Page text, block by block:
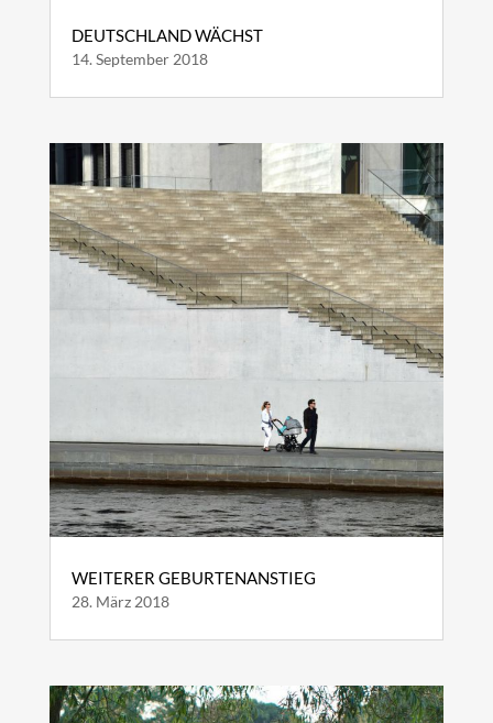
DEUTSCHLAND WÄCHST
14. September 2018
WEITERER GEBURTENANSTIEG
28. März 2018